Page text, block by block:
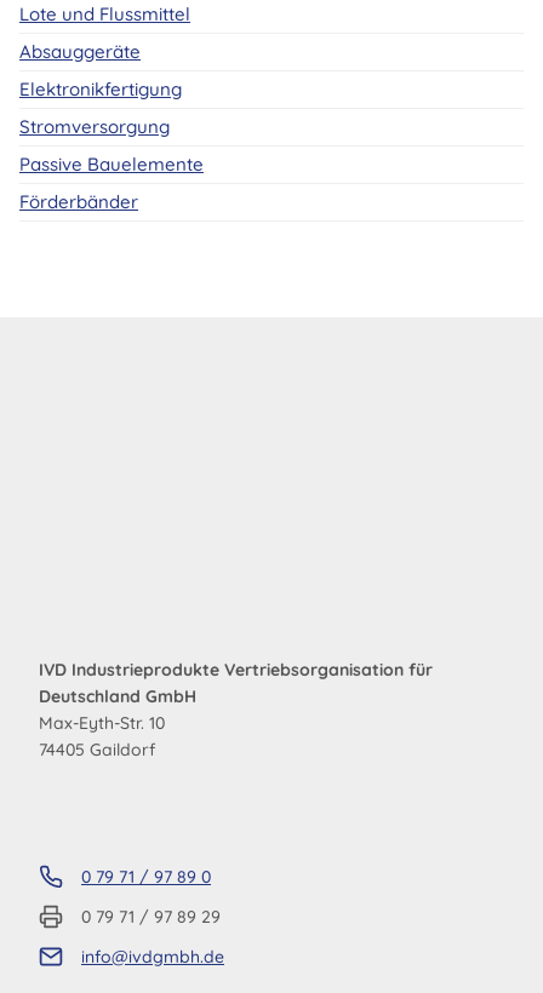
Lote und Flussmittel
Absauggeräte
Elektronikfertigung
Stromversorgung
Passive Bauelemente
Förderbänder
IVD Industrieprodukte Vertriebsorganisation für
Deutschland GmbH
Max-Eyth-Str. 10
74405 Gaildorf
0 79 71 / 97 89 0
0 79 71 / 97 89 29
info@ivdgmbh.de